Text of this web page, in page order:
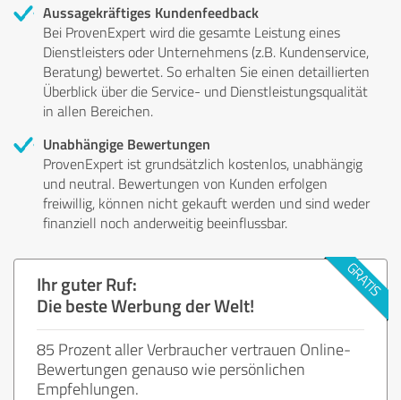
Aussagekräftiges Kundenfeedback
Bei ProvenExpert wird die gesamte Leistung eines
Dienstleisters oder Unternehmens (z.B. Kundenservice,
Beratung) bewertet. So erhalten Sie einen detaillierten
Überblick über die Service- und Dienstleistungsqualität
in allen Bereichen.
Unabhängige Bewertungen
ProvenExpert ist grundsätzlich kostenlos, unabhängig
und neutral. Bewertungen von Kunden erfolgen
freiwillig, können nicht gekauft werden und sind weder
finanziell noch anderweitig beeinflussbar.
Ihr guter Ruf:
Die beste Werbung der Welt!
85 Prozent aller Verbraucher vertrauen Online-
Bewertungen genauso wie persönlichen
Empfehlungen.